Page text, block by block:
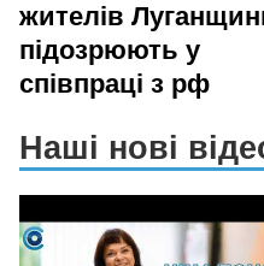
жителів
підозрюють у
співпраці з рф
Наші нові